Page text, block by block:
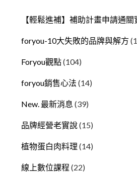
【輕鬆進補】補助計畫申請通關
foryou-10大失敗的品牌與解方
Foryou觀點(104)
foryou銷售心法 (14)
New. 最新消息 (39)
品牌經營老實說(15)
植物蛋白肉料理 (14)
線上數位課程 (22)